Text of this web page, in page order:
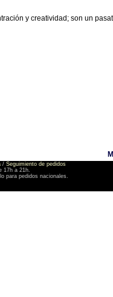
y creatividad; son un
/ Seguimiento de pedidos
17h a 21h.
para pedidos nacionales.